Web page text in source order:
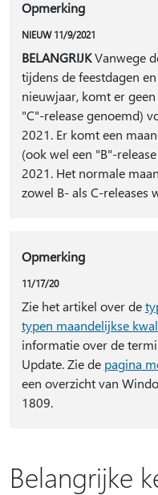
Opmerking
NIEUW 11/9/2021
BELANGRIJKVanwege
tijdens de feestdagen
nieuwjaar, komt er
"C"-release genoemd)
2021. Er komt een
(ook wel een "B"-
2021. Het normale
zowel B- als C-
Opmerking
11/17/20
Zie het artikel over de
typen maandelijkse
informatie over de
Update. Zie de pagina
een overzicht van
1809.
Belangrijke